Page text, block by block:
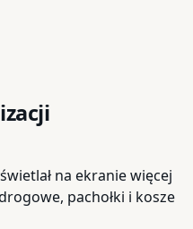
na ekranie więcej
pachołki i kosze